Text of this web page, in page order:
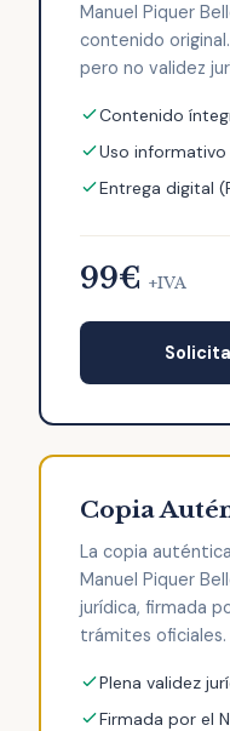
Manuel Piquer
contenido
pero no validez
Contenido
Uso
Entrega digital
99€ +IVA
Copia
La copia
Manuel Piquer
jurídica, firmada
trámites oficiales.
Plena validez
Firmada por el